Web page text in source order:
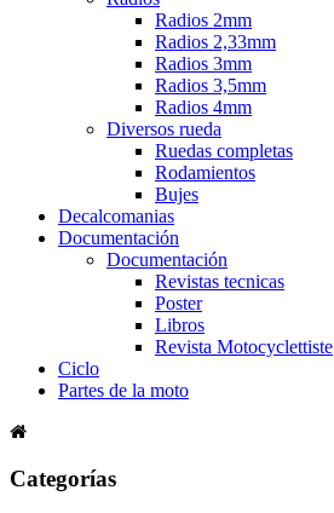
Radios 2mm
Radios 2,33mm
Radios 3mm
Radios 3,5mm
Radios 4mm
Diversos rueda
Ruedas completas
Rodamientos
Bujes
Decalcomanias
Documentación
Documentación
Revistas tecnicas
Poster
Libros
Revista Motocyclettiste
Ciclo
Partes de la moto
Categorías